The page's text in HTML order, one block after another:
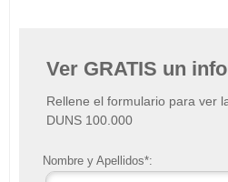
Ver GRATIS un
Rellene el formulario para ver
DUNS 100.000
Nombre y Apellidos*: